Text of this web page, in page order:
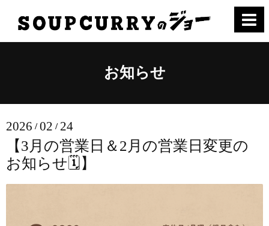
お知らせ
2026 /02 / 24
【3月の営業日＆2月の営業日変更の
お知らせ🗓️】